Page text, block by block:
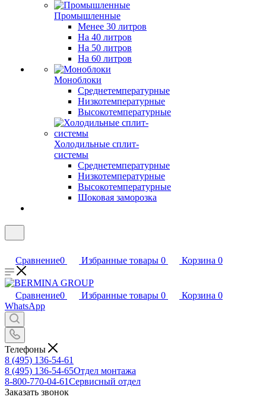
Промышленные
Менее 30 литров
На 40 литров
На 50 литров
На 60 литров
Моноблоки
Среднетемпературные
Низкотемпературные
Высокотемпературные
Холодильные сплит-
системы
Среднетемпературные
Низкотемпературные
Высокотемпературные
Шоковая заморозка
Сравнение0 Избранные товары 0 Корзина 0
Сравнение0 Избранные товары 0 Корзина 0
WhatsApp
Телефоны
8 (495) 136-54-61
8 (495) 136-54-65Отдел монтажа
8-800-770-04-61Сервисный отдел
Заказать звонок